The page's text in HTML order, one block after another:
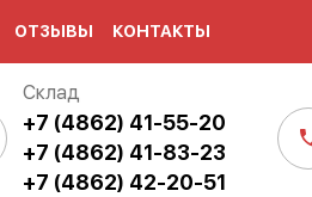
ОТЗЫВЫ КОНТАКТЫ
Склад
+7 (4862) 41-55-20
+7 (4862) 41-83-23
+7 (4862) 42-20-51